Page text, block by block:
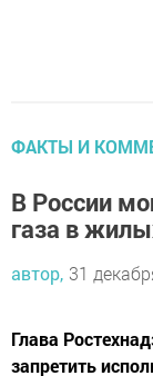
ФАКТЫ И
В России
газа в
автор, 31
Глава
запретить